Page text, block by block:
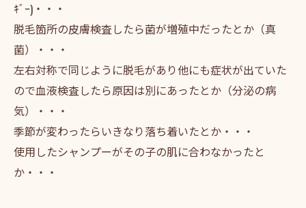
ｷﾞｰ)・・・
脱毛箇所の皮膚検査したら菌が増殖中だったとか（真
菌）・・・
左右対称で同じように脱毛があり他にも症状が出ていた
ので血液検査したら原因は別にあったとか（分泌の病
気）・・・
季節が変わったらいきなり落ち着いたとか・・・
使用したシャンプーがその子の肌に合わなかったと
か・・・